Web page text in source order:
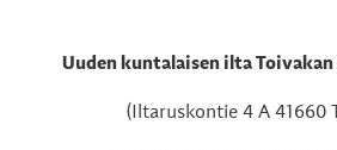
Uuden kuntalaisen ilta
(Iltaruskontie 4 A 41660